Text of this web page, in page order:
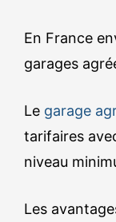
En France
garages
Le garage
tarifaires
niveau
Les